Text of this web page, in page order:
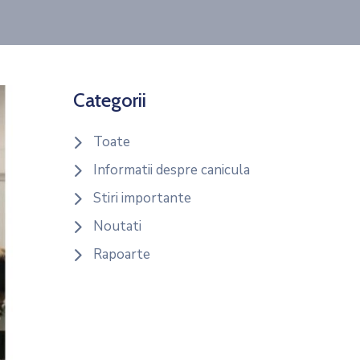
Categorii
Toate
Informatii despre canicula
Stiri importante
Noutati
Rapoarte